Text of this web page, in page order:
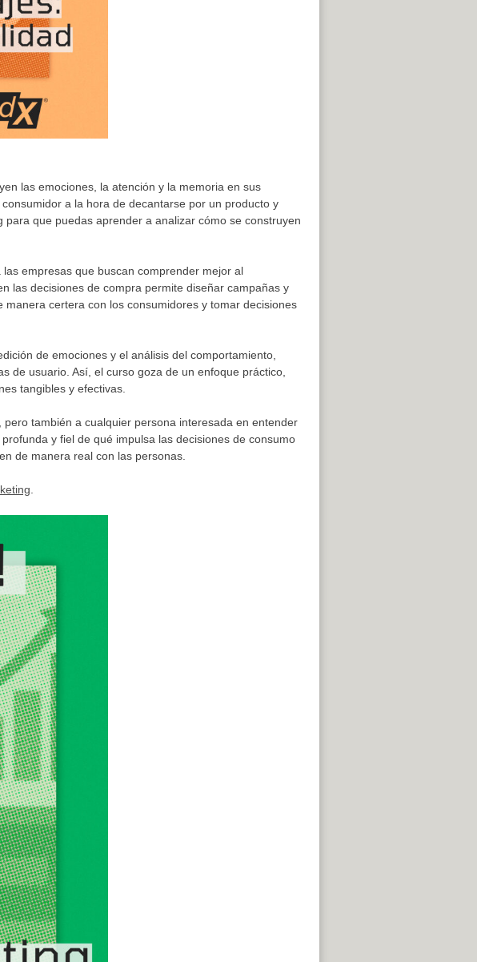
las emociones, la atención y la memoria en sus
a la hora de decantarse por un producto y
que puedas aprender a analizar cómo se construyen
empresas que buscan comprender mejor al
las decisiones de compra permite diseñar campañas y
certera con los consumidores y tomar decisiones
de emociones y el análisis del comportamiento,
de usuario. Así, el curso goza de un enfoque práctico,
tangibles y efectivas.
también a cualquier persona interesada en entender
y fiel de qué impulsa las decisiones de consumo
de manera real con las personas.